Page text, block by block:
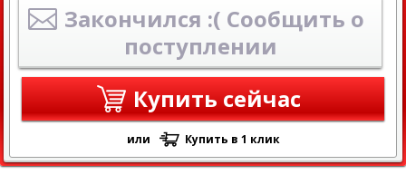
Закончился :( Сообщить о
поступлении
Купить сейчас
или Купить в 1 клик